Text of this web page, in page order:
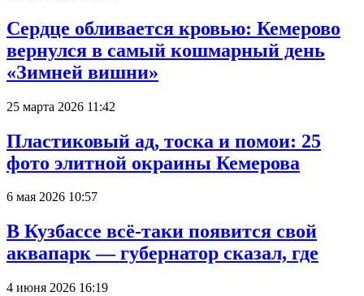
Сердце обливается кровью: Кемерово
вернулся в самый кошмарный день
«Зимней вишни»
25 марта 2026 11:42
Пластиковый ад, тоска и помои: 25
фото элитной окраины Кемерова
6 мая 2026 10:57
В Кузбассе всё-таки появится свой
аквапарк — губернатор сказал, где
4 июня 2026 16:19